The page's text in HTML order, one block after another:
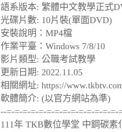
語系版本: 繁體中文教學正式
光碟片數: 10片裝(單面DVD)
安裝說明：MP4檔
作業平臺：Windows 7/8/10
影片類型: 公職考試教學
更新日期: 2022.11.05
相關網址: https://
軟體簡介: (以官方網站為準)
--=-=-=-=-=-=-=-=-=-=-=-=-=-
111年 TKB數位學堂 中鋼碳